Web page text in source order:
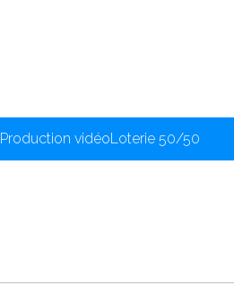
Production vidéoLoterie 50/50